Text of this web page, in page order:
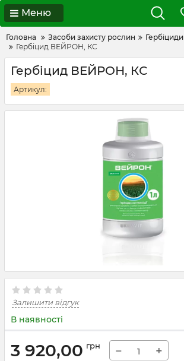
Меню
Головна Засоби захисту рослин
Гербіциди
Гербіцид ВЕЙРОН, КС
Гербіцид ВЕЙРОН, КС
Артикул:
Залишити відгук
В наявності
3 920,00 грн − +